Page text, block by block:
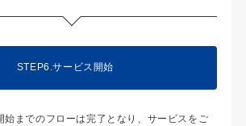
STEP6.サービス開始
始までのフローは完了となり、サービスをご